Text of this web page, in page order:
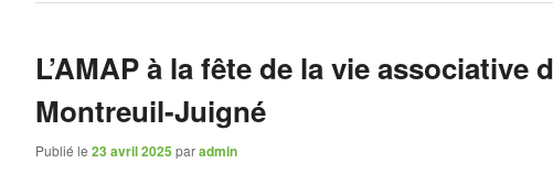
L’AMAP à la fête de la vie associative
Montreuil-Juigné
Publié le 23 avril 2025 paradmin